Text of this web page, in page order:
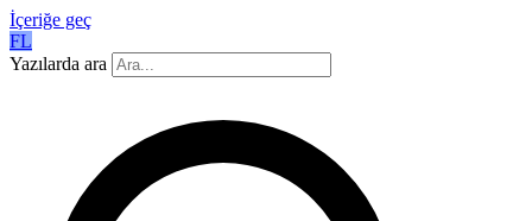
İçeriğe geç
FL
Yazılarda ara